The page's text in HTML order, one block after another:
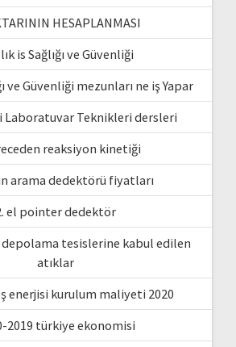
HESAPLANMASI
is Sağlığı ve Güvenliği
ve Güvenliği mezunları ne iş Yapar
Laboratuvar Teknikleri dersleri
reaksiyon kinetiği
arama dedektörü fiyatları
el pointer dedektör
depolama tesislerine kabul edilen
atıklar
enerjisi kurulum maliyeti 2020
2019 türkiye ekonomisi